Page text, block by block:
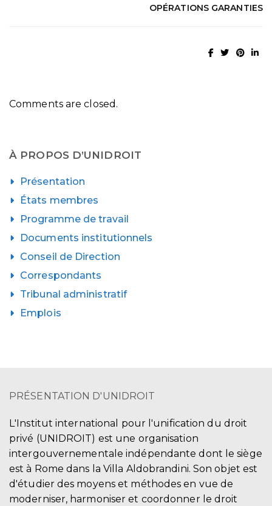
OPÉRATIONS GARANTIES
Comments are closed.
À PROPOS D’UNIDROIT
Présentation
États membres
Programme de travail
Documents institutionnels
Conseil de Direction
Correspondants
Tribunal administratif
Emplois
PRÉSENTATION D'UNIDROIT
L'Institut international pour l'unification du droit
privé (UNIDROIT) est une organisation
intergouvernementale indépendante dont le siège
est à Rome dans la Villa Aldobrandini. Son objet est
d'étudier des moyens et méthodes en vue de
moderniser, harmoniser et coordonner le droit